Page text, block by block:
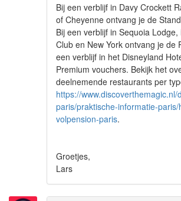
Bij een verblijf in Davy Crockett
of Cheyenne ontvang je de
Bij een verblijf in Sequoia
Club en New York ontvang je de
een verblijf in het Disneyland
Premium vouchers. Bekijk het
deelnemende restaurants per
https://www.discoverthemagic.nl/
paris/praktische-informatie-
volpension-paris.
Groetjes,
Lars